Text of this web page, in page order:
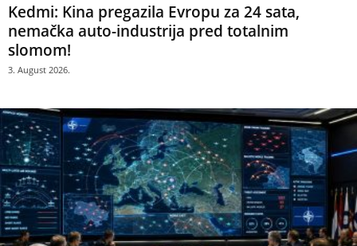
Kedmi: Kina pregazila Evropu za 24 sata,
nemačka auto-industrija pred totalnim
slomom!
3. August 2026.